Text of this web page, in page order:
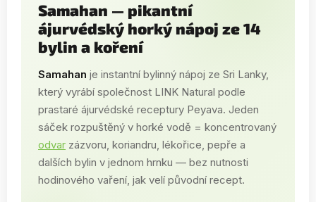
Samahan — pikantní
ájurvédský horký nápoj ze 14
bylin a koření
Samahan je instantní bylinný nápoj ze Sri Lanky,
který vyrábí společnost LINK Natural podle
prastaré ájurvédské receptury Peyava. Jeden
sáček rozpuštěný v horké vodě = koncentrovaný
odvar zázvoru, koriandru, lékořice, pepře a
dalších bylin v jednom hrnku — bez nutnosti
hodinového vaření, jak velí původní recept.